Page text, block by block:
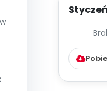
Styczeń